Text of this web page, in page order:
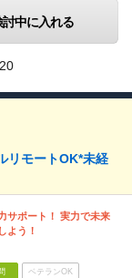
討中に入れる
リモートOK*未経
サポート！ 実力で未来
よう！
ベテランOK